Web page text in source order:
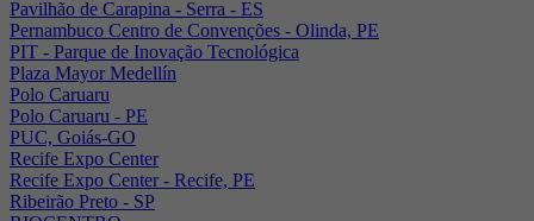
Pavilhão de Carapina - Serra - ES
Pernambuco Centro de Convenções - Olinda, PE
PIT - Parque de Inovação Tecnológica
Plaza Mayor Medellín
Polo Caruaru
Polo Caruaru - PE
PUC, Goiás-GO
Recife Expo Center
Recife Expo Center - Recife, PE
Ribeirão Preto - SP